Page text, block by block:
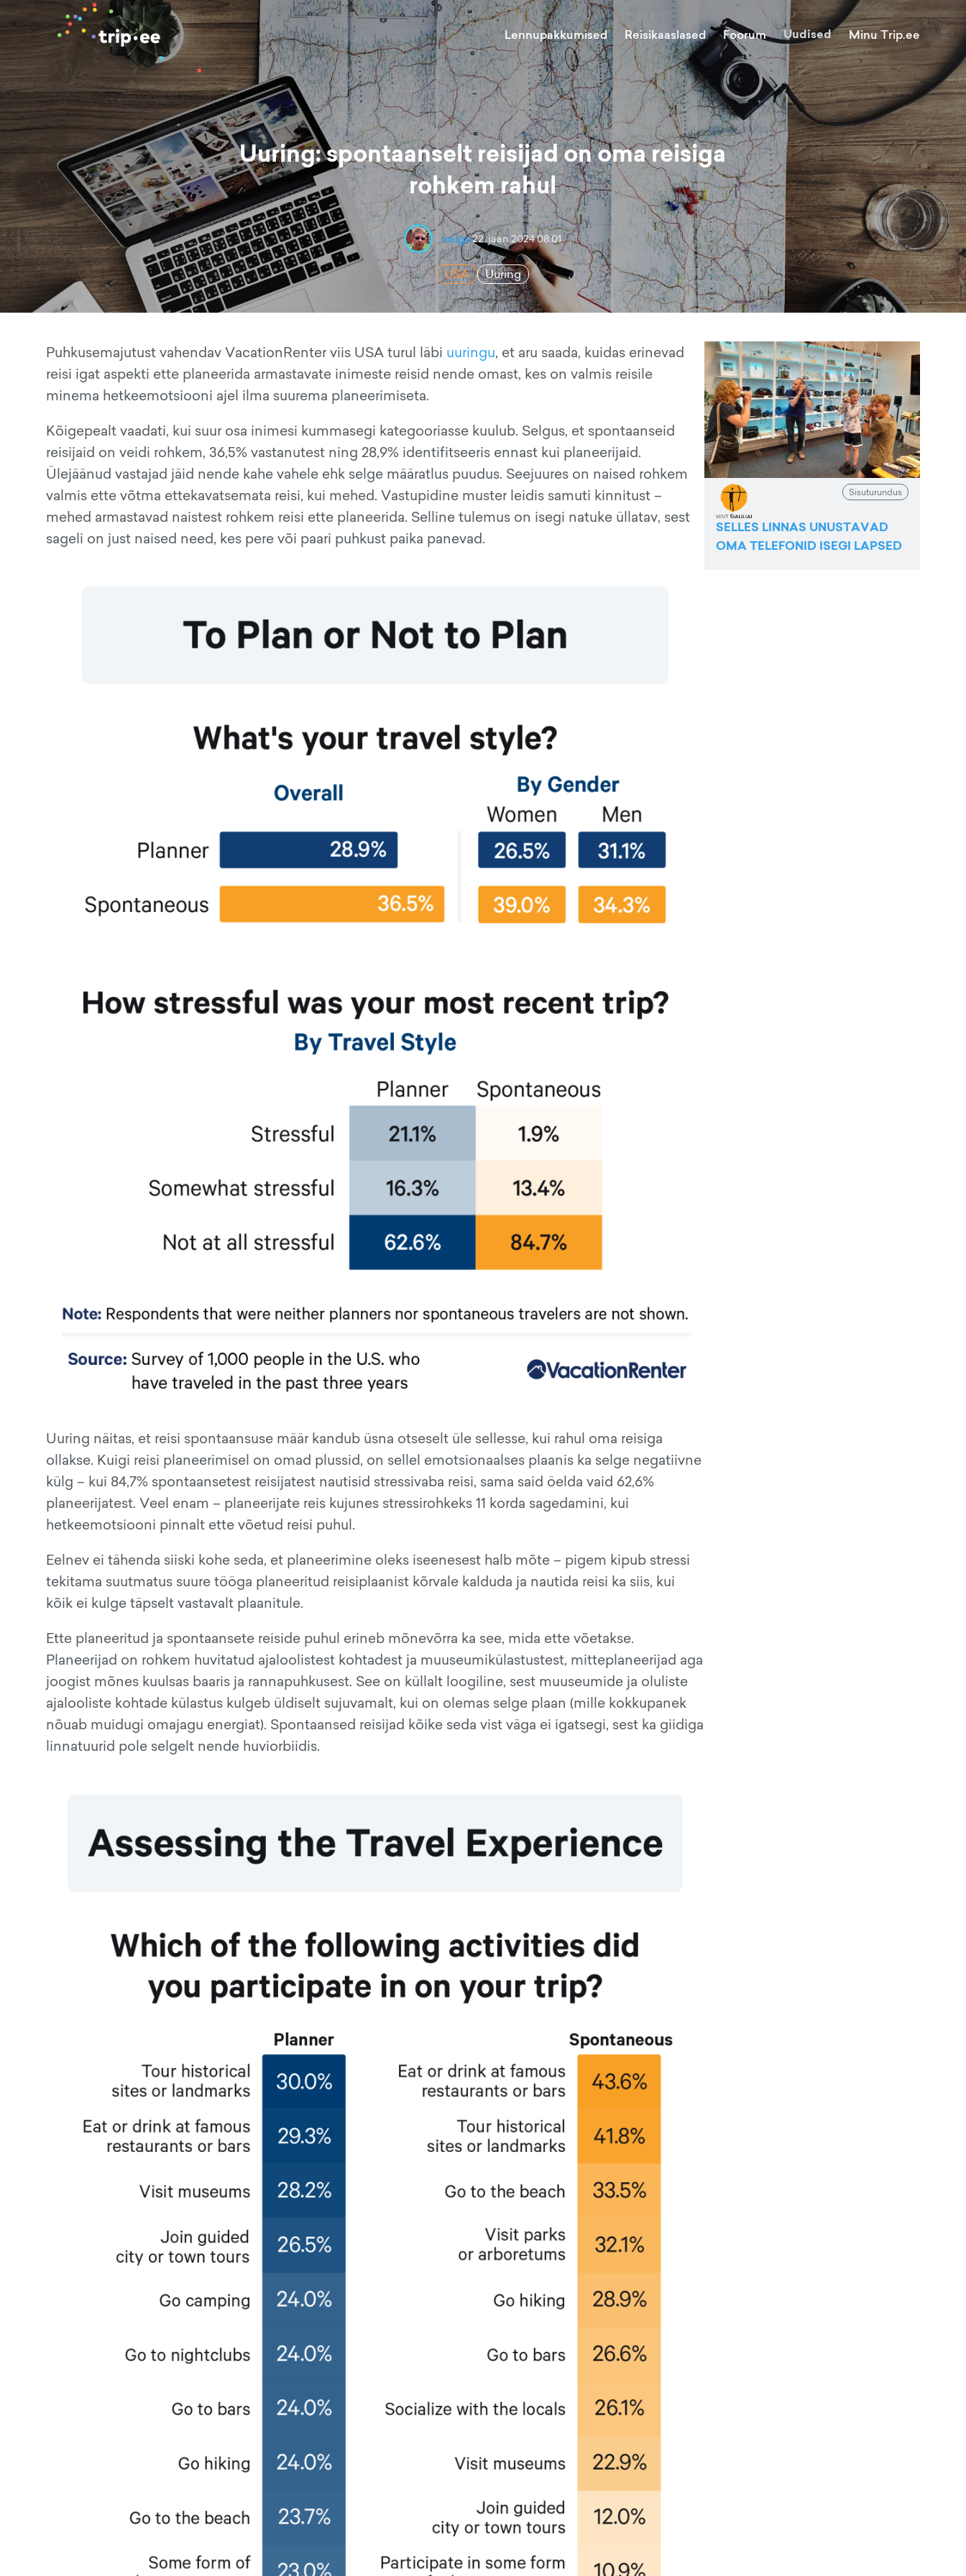
Lennupakkumised Reisikaaslased Foorum Uudised Minu Trip.ee
Uuring: spontaanselt reisijad on oma reisiga
rohkem rahul
veigo22. jaan 2024 08:01
USA Uuring
Puhkusemajutust vahendav VacationRenter viis USA turul läbi uuringu, et aru saada, kuidas erinevad
reisi igat aspekti ette planeerida armastavate inimeste reisid nende omast, kes on valmis reisile
minema hetkeemotsiooni ajel ilma suurema planeerimiseta.
Kõigepealt vaadati, kui suur osa inimesi kummasegi kategooriasse kuulub. Selgus, et spontaanseid
reisijaid on veidi rohkem, 36,5% vastanutest ning 28,9% identifitseeris ennast kui planeerijaid.
Ülejäänud vastajad jäid nende kahe vahele ehk selge määratlus puudus. Seejuures on naised rohkem
valmis ette võtma ettekavatsemata reisi, kui mehed. Vastupidine muster leidis samuti kinnitust –
mehed armastavad naistest rohkem reisi ette planeerida. Selline tulemus on isegi natuke üllatav, sest
sageli on just naised need, kes pere või paari puhkust paika panevad.
Uuring näitas, et reisi spontaansuse määr kandub üsna otseselt üle sellesse, kui rahul oma reisiga
ollakse. Kuigi reisi planeerimisel on omad plussid, on sellel emotsionaalses plaanis ka selge negatiivne
külg – kui 84,7% spontaansetest reisijatest nautisid stressivaba reisi, sama said öelda vaid 62,6%
planeerijatest. Veel enam – planeerijate reis kujunes stressirohkeks 11 korda sagedamini, kui
hetkeemotsiooni pinnalt ette võetud reisi puhul.
Eelnev ei tähenda siiski kohe seda, et planeerimine oleks iseenesest halb mõte – pigem kipub stressi
tekitama suutmatus suure tööga planeeritud reisiplaanist kõrvale kalduda ja nautida reisi ka siis, kui
kõik ei kulge täpselt vastavalt plaanitule.
Ette planeeritud ja spontaansete reiside puhul erineb mõnevõrra ka see, mida ette võetakse.
Planeerijad on rohkem huvitatud ajaloolistest kohtadest ja muuseumikülastustest, mitteplaneerijad aga
joogist mõnes kuulsas baaris ja rannapuhkusest. See on küllalt loogiline, sest muuseumide ja oluliste
ajalooliste kohtade külastus kulgeb üldiselt sujuvamalt, kui on olemas selge plaan (mille kokkupanek
nõuab muidugi omajagu energiat). Spontaansed reisijad kõike seda vist väga ei igatsegi, sest ka giidiga
linnatuurid pole selgelt nende huviorbiidis.
Sisuturundus
SELLES LINNAS UNUSTAVAD
OMA TELEFONID ISEGI LAPSED